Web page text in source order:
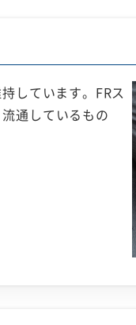
しています。FRス
通しているもの